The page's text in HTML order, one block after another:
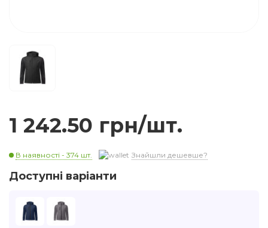
1 242.50 грн/шт.
В наявності - 374 шт. Знайшли дешевше?
Доступні варіанти